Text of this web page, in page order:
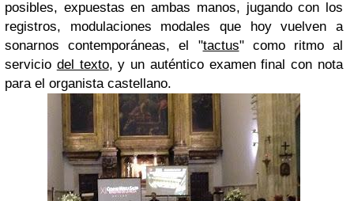
posibles, expuestas en ambas manos, jugando con los
registros, modulaciones modales que hoy vuelven a
sonarnos contemporáneas, el "tactus" como ritmo al
servicio del texto, y un auténtico examen final con nota
para el organista castellano.